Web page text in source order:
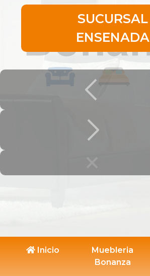
SUCURSAL
ENSENADA
Inicio
Muebleria
Bonanza